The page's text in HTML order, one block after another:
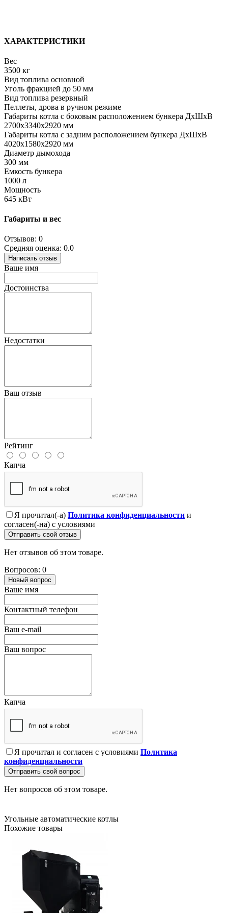
ХАРАКТЕРИСТИКИ
Вес
3500 кг
Вид топлива основной
Уголь фракцией до 50 мм
Вид топлива резервный
Пеллеты, дрова в ручном режиме
Габариты котла с боковым расположением бункера ДхШхВ
2700х3340х2920 мм
Габариты котла с задним расположением бункера ДхШхВ
4020х1580х2920 мм
Диаметр дымохода
300 мм
Емкость бункера
1000 л
Мощность
645 кВт
Габариты и вес
Отзывов: 0
Средняя оценка: 0.0
Написать отзыв
Ваше имя
Достоинства
Недостатки
Ваш отзыв
Рейтинг
Капча
Я прочитал(-а) Политика конфиденциальности и
согласен(-на) с условиями
Отправить свой отзыв
Нет отзывов об этом товаре.
Вопросов: 0
Новый вопрос
Ваше имя
Контактный телефон
Ваш e-mail
Ваш вопрос
Капча
Я прочитал и согласен с условиями Политика
конфиденциальности
Отправить свой вопрос
Нет вопросов об этом товаре.
Угольные автоматические котлы
Похожие товары